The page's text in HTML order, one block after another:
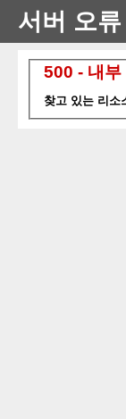
서버 오류
500 - 내부
찾고 있는 리소